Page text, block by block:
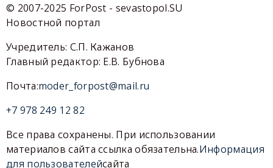
© 2007-2025 ForPost - sevastopol.SU
Новостной портал
Учредитель: С.П. Кажанов
Главный редактор: Е.В. Бубнова
Почта:moder_forpost@mail.ru
+7 978 249 12 82
Все права сохранены. При использовании
материалов сайта ссылка обязательна.Информация
для пользователейсайта